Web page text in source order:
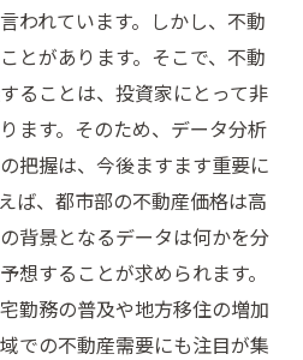
われています。しかし、不動
とがあります。そこで、不動
ることは、投資家にとって非
ます。そのため、データ分析
把握は、今後ますます重要に
ば、都市部の不動産価格は高
背景となるデータは何かを分
想することが求められます。
勤務の普及や地方移住の増加
での不動産需要にも注目が集